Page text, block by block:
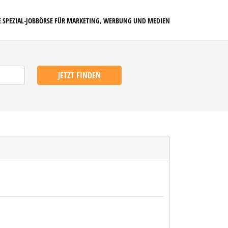
SPEZIAL-JOBBÖRSE FÜR MARKETING, WERBUNG UND MEDIEN
JETZT FINDEN